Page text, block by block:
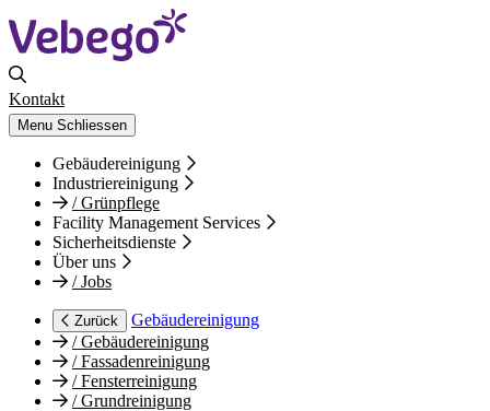
Kontakt
Menu Schliessen
Gebäudereinigung
Industriereinigung
/Grünpflege
Facility Management Services
Sicherheitsdienste
Über uns
/Jobs
Zurück
Gebäudereinigung
/Gebäudereinigung
/Fassadenreinigung
/Fensterreinigung
/Grundreinigung